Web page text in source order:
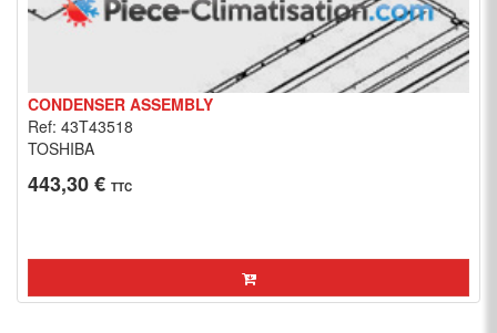
CONDENSER ASSEMBLY
Ref: 43T43518
TOSHIBA
443,30 € TTC